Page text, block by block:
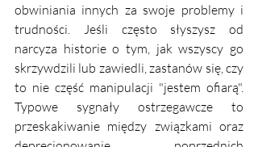
obwiniania innych za swoje problemy i
trudności. Jeśli często słyszysz od
narcyza historie o tym, jak wszyscy go
skrzywdzili lub zawiedli, zastanów się, czy
to nie część manipulacji "jestem ofiarą".
Typowe sygnały ostrzegawcze to
przeskakiwanie między związkami oraz